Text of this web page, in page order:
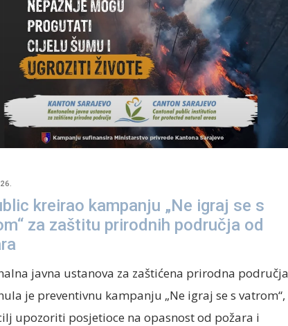
kreirao kampanju „Ne igraj se s
za zaštitu prirodnih područja od
javna ustanova za zaštićena prirodna područja
je preventivnu kampanju „Ne igraj se s vatrom“,
upozoriti posjetioce na opasnost od požara i